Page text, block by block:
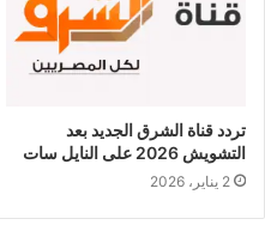
تردد قناة الشرق الجديد بعد
التشويش 2026 على النايل سات
2 يناير، 2026